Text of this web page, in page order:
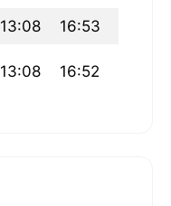
13:08 16:53
13:08 16:52